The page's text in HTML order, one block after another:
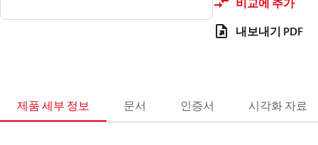
비교에 추가
내보내기 PDF
제품 세부 정보 문서 인증서 시각화 자료